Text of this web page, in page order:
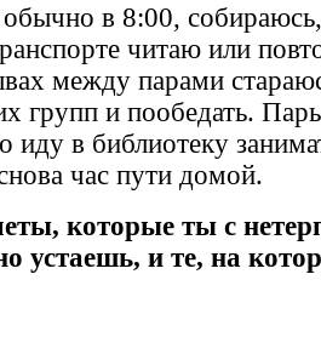
в 8:00, собираюсь,
читаю или
между парами
групп и пообедать.
иду в библиотеку
час пути домой.
которые ты с
устаешь, и те, на